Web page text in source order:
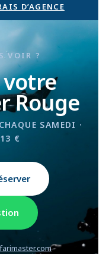
D’AGENCE
VOIR ?
votre
Rouge
SAMEDI ·
€